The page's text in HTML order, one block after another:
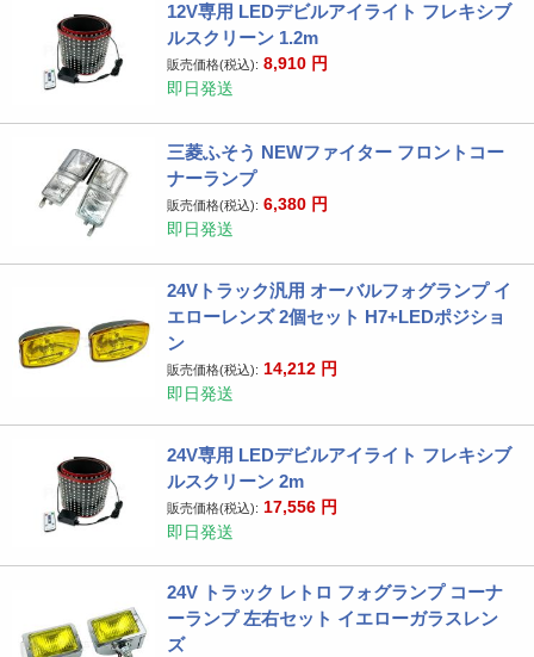
12V専用 LEDデビルアイライト フレキシブ
ルスクリーン 1.2m
販売価格(税込): 8,910 円
即日発送
三菱ふそう NEWファイター フロントコー
ナーランプ
販売価格(税込): 6,380 円
即日発送
24Vトラック汎用 オーバルフォグランプ イ
エローレンズ 2個セット H7+LEDポジショ
ン
販売価格(税込): 14,212 円
即日発送
24V専用 LEDデビルアイライト フレキシブ
ルスクリーン 2m
販売価格(税込): 17,556 円
即日発送
24V トラック レトロ フォグランプ コーナ
ーランプ 左右セット イエローガラスレン
ズ